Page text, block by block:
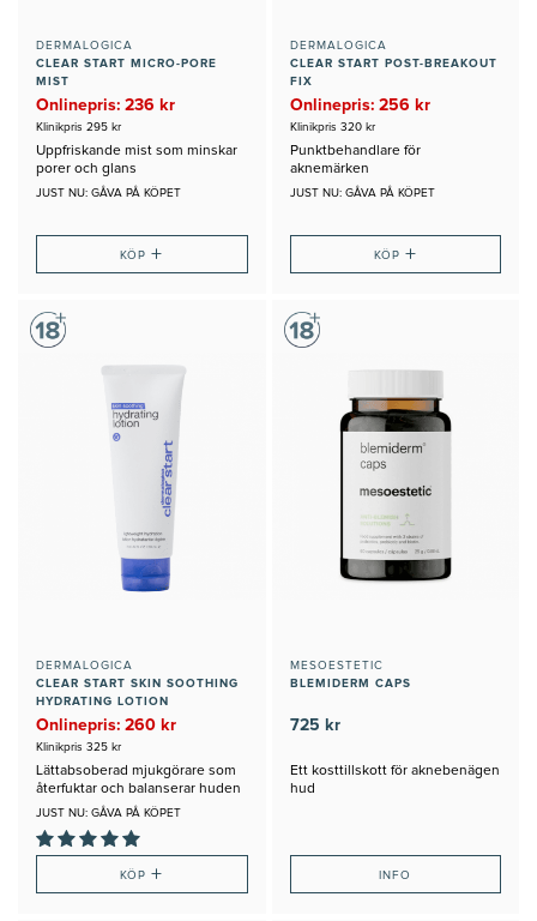
DERMALOGICA
CLEAR START MICRO-PORE
MIST
Onlinepris: 236 kr
Klinikpris 295 kr
Uppfriskande mist som minskar
porer och glans
JUST NU: GÅVA PÅ KÖPET
KÖP+
DERMALOGICA
CLEAR START POST-BREAKOUT
FIX
Onlinepris: 256 kr
Klinikpris 320 kr
Punktbehandlare för
aknemärken
JUST NU: GÅVA PÅ KÖPET
KÖP +
DERMALOGICA
CLEAR START SKIN SOOTHING
HYDRATING LOTION
Onlinepris: 260 kr
Klinikpris 325 kr
Lättabsoberad mjukgörare som
återfuktar och balanserar huden
JUST NU: GÅVA PÅ KÖPET
KÖP+
MESOESTETIC
BLEMIDERM CAPS
725 kr
Ett kosttillskott för aknebenägen
hud
INFO